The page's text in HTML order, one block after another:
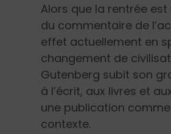
Alors que la rentrée
du commentaire de
effet actuelle­ment en
changement de
Gutenberg subit son
à l’écrit, aux livres et
une publication comme
contexte.